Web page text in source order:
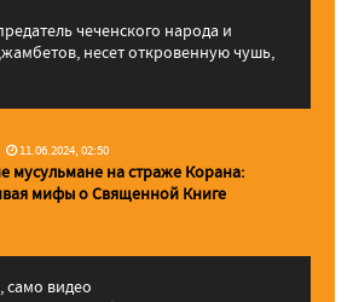
чеченского народа и
несет откровенную чушь,
11.06.2024, 02:50
мусульмане на страже Корана:
мифы о Священной Книге
само видео